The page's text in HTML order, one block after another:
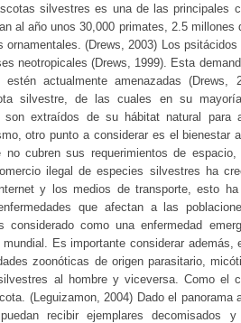
silvestres es una de las principales
al año unos 30,000 primates, 2.5
ornamentales. (Drews, 2003) Los
neotropicales (Drews, 1999). Esta
estén actualmente amenazadas
silvestre, de las cuales en su
son extraídos de su hábitat natural para
otro punto a considerar es el bienestar
no cubren sus requerimientos de
ilegal de especies silvestres ha
y los medios de transporte, esto
que afectan a las
considerado como una enfermedad
Es importante considerar
zoonóticas de origen parasitario,
al hombre y viceversa. Como el
(Leguizamon, 2004) Dado el panorama
recibir ejemplares decomisados y